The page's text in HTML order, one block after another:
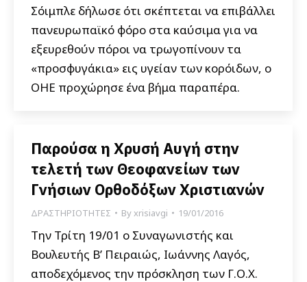
Σόιμπλε δήλωσε ότι σκέπτεται να επιβάλλει
πανευρωπαϊκό φόρο στα καύσιμα για να
εξευρεθούν πόροι να τρωγοπίνουν τα
«προσφυγάκια» εις υγείαν των κορόιδων, ο
ΟΗΕ προχώρησε ένα βήμα παραπέρα.
Παρούσα η Χρυσή Αυγή στην
τελετή των Θεοφανείων των
Γνήσιων Ορθοδόξων Χριστιανών
ΔΡΑΣΤΗΡΙΟΤΗΤΕΣ Byxrisiavgi 19/01/2016
Την Τρίτη 19/01 ο Συναγωνιστής και
Βουλευτής Β’ Πειραιώς, Ιωάννης Λαγός,
αποδεχόμενος την πρόσκληση των Γ.Ο.Χ.